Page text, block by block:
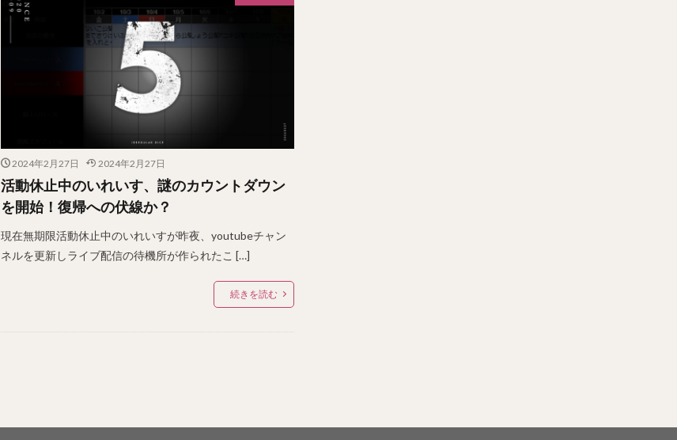
2024年2月27日 2024年2月27日
活動休止中のいれいす、謎のカウントダウン
を開始！復帰への伏線か？
現在無期限活動休止中のいれいすが昨夜、youtubeチャン
ネルを更新しライブ配信の待機所が作られたこ […]
続きを読む